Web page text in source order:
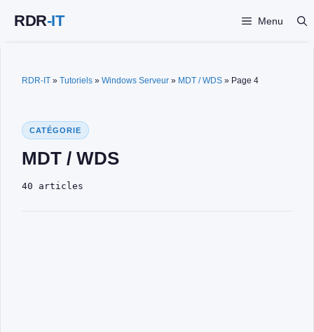
Menu
RDR-IT » Tutoriels » Windows Serveur » MDT / WDS » Page 4
CATÉGORIE
MDT / WDS
40 articles